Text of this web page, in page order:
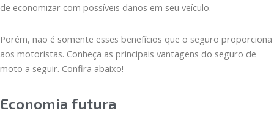
de economizar com possíveis danos em seu veículo.
Porém, não é somente esses benefícios que o seguro proporciona
aos motoristas. Conheça as principais vantagens do seguro de
moto a seguir. Confira abaixo!
Economia futura